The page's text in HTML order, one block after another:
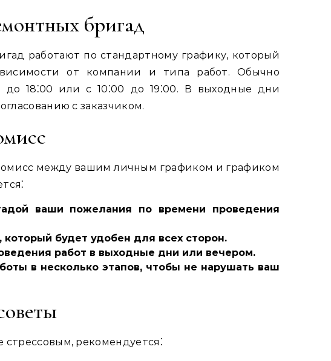
бригад
работают по стандартному графику, который
от компании и типа работ. Обычно
18⁚00 или с 10⁚00 до 19⁚00. В выходные дни
с заказчиком.
между вашим личным графиком и графиком
ваши пожелания по времени проведения
который будет удобен для всех сторон.
работ в выходные дни или вечером.
в несколько этапов, чтобы не нарушать ваш
рекомендуется⁚